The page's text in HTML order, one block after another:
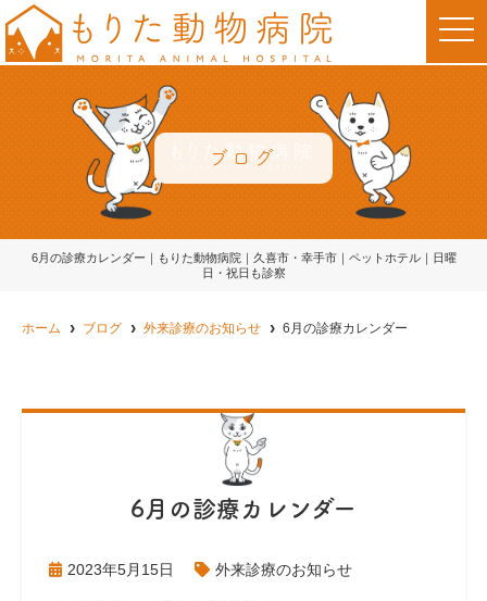
ブログ
6月の診療カレンダー｜もりた動物病院｜久喜市・幸手市｜ペットホテル｜日曜
日・祝日も診察
t
o
i
o
ホーム ブログ 外来診療のお知らせ 6月の診療カレンダー
6月の診療カレンダー
2023年5月15日 外来診療のお知らせ